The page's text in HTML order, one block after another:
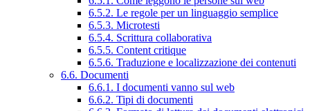
6.5.2. Le regole per un linguaggio semplice
6.5.3. Microtesti
6.5.4. Scrittura collaborativa
6.5.5. Content critique
6.5.6. Traduzione e localizzazione dei contenuti
6.6. Documenti
6.6.1. I documenti vanno sul web
6.6.2. Tipi di documenti